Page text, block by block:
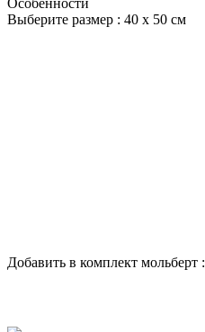
Выберите размер : 40 х 50 см
Добавить в комплект мольберт :